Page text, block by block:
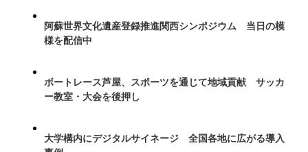
阿蘇世界文化遺産登録推進関西シンポジウム 当日の模
様を配信中
ボートレース芦屋、スポーツを通じて地域貢献 サッカ
ー教室・大会を後押し
大学構内にデジタルサイネージ 全国各地に広がる導入